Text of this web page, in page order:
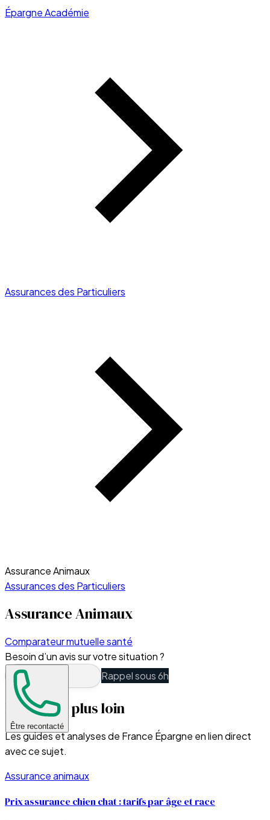
Épargne Académie
Assurances des Particuliers
Assurance Animaux
Assurances des Particuliers
Assurance Animaux
Comparateur mutuelle santé
Besoin d’un avis sur votre situation ?
Être recontacté
Rappel sous 6h
Pour aller plus loin
Les guides et analyses de France Épargne en lien direct
avec ce sujet.
Assurance animaux
Prix assurance chien chat : tarifs par âge et race